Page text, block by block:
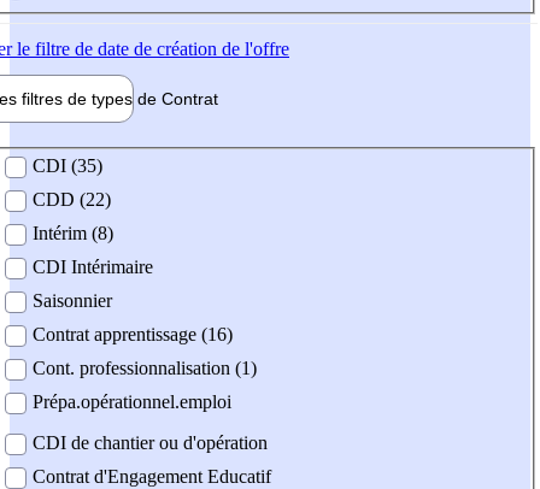
le filtre de date de création de l'offre
filtres de types de Contrat
contrat
CDI (35)
CDD (22)
Intérim (8)
CDI Intérimaire
Saisonnier
Contrat apprentissage (16)
Cont. professionnalisation (1)
Prépa.opérationnel.emploi
CDI de chantier ou d'opération
Contrat d'Engagement Educatif